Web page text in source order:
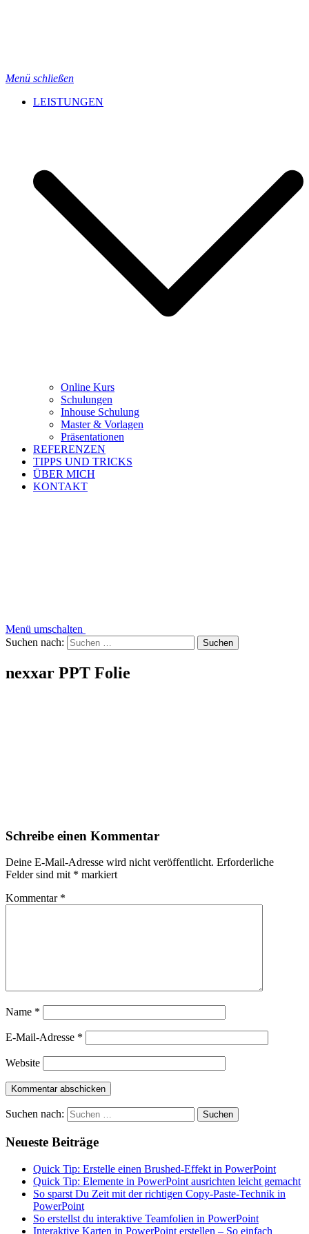
Menü schließen
LEISTUNGEN
Online Kurs
Schulungen
Inhouse Schulung
Master & Vorlagen
Präsentationen
REFERENZEN
TIPPS UND TRICKS
ÜBER MICH
KONTAKT
Menü umschalten
Suchen nach:
nexxar PPT Folie
Schreibe einen Kommentar
Deine E-Mail-Adresse wird nicht veröffentlicht. Erforderliche
Felder sind mit * markiert
Kommentar *
Name *
E-Mail-Adresse *
Website
Suchen nach:
Neueste Beiträge
Quick Tip: Erstelle einen Brushed-Effekt in PowerPoint
Quick Tip: Elemente in PowerPoint ausrichten leicht gemacht
So sparst Du Zeit mit der richtigen Copy-Paste-Technik in
PowerPoint
So erstellst du interaktive Teamfolien in PowerPoint
Interaktive Karten in PowerPoint erstellen – So einfach